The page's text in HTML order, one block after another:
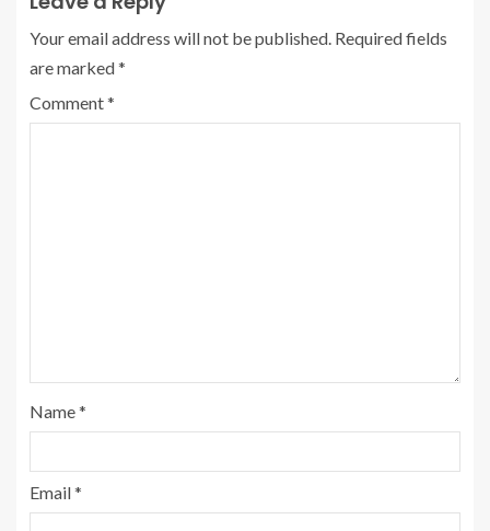
Your email address will not be published. Required fields
are marked*
Comment*
Name*
Email*